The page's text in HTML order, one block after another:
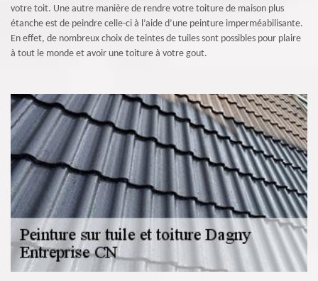
votre toit. Une autre manière de rendre votre toiture de maison plus
étanche est de peindre celle-ci à l’aide d’une peinture imperméabilisante.
En effet, de nombreux choix de teintes de tuiles sont possibles pour plaire
à tout le monde et avoir une toiture à votre gout.